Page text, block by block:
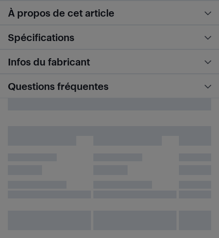
À propos de cet article
Spécifications
Infos du fabricant
Questions fréquentes